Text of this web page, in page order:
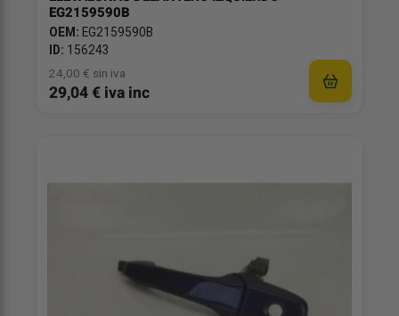
EG2159590B
OEM: EG2159590B
ID: 156243
24,00 € sin iva
29,04 € iva inc